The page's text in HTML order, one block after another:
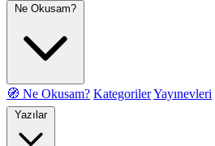
Ne Okusam?
🧭 Ne Okusam? KategorilerYayınevleri
Yazılar